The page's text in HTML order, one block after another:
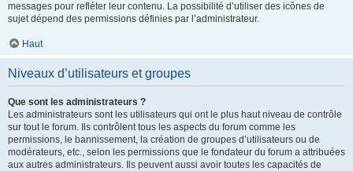
messages pour refléter leur contenu. La possibilité d’utiliser des icônes de
sujet dépend des permissions définies par l’administrateur.
Haut
Niveaux d’utilisateurs et groupes
Que sont les administrateurs ?
Les administrateurs sont les utilisateurs qui ont le plus haut niveau de contrôle
sur tout le forum. Ils contrôlent tous les aspects du forum comme les
permissions, le bannissement, la création de groupes d’utilisateurs ou de
modérateurs, etc., selon les permissions que le fondateur du forum a attribuées
aux autres administrateurs. Ils peuvent aussi avoir toutes les capacités de